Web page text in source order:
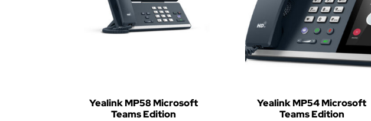
Yealink MP58 Microsoft
Teams Edition
Yealink MP54 Microsoft
Teams Edition